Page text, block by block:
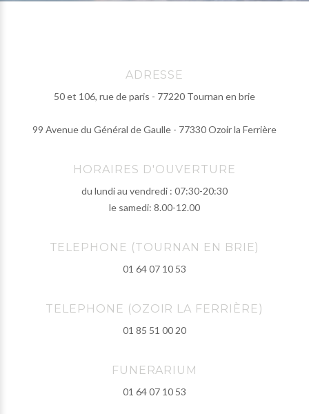
ADRESSE
50 et 106, rue de paris - 77220 Tournan en brie
99 Avenue du Général de Gaulle - 77330 Ozoir la Ferrière
HORAIRES D'OUVERTURE
du lundi au vendredi : 07:30-20:30
le samedi: 8.00-12.00
TELEPHONE (TOURNAN EN BRIE)
01 64 07 10 53
TELEPHONE (OZOIR LA FERRIÈRE)
01 85 51 00 20
FUNERARIUM
01 64 07 10 53